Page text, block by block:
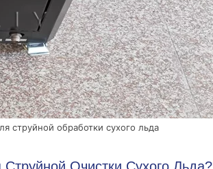
струйной обработки сухого льда
Очистки Сухого Льда?